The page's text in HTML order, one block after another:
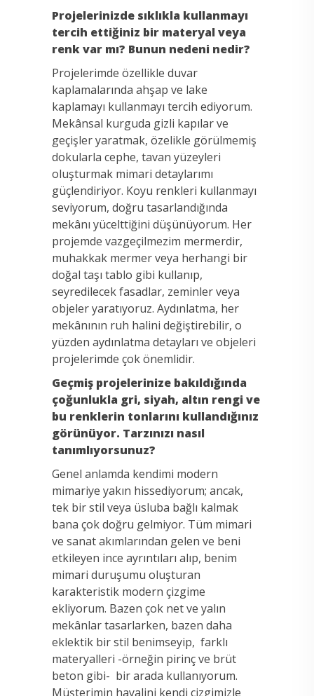
Projelerinizde sıklıkla kullanmayı
tercih ettiğiniz bir materyal veya
renk var mı? Bunun nedeni nedir?
Projelerimde özellikle duvar
kaplamalarında ahşap ve lake
kaplamayı kullanmayı tercih ediyorum.
Mekânsal kurguda gizli kapılar ve
geçişler yaratmak, özelikle görülmemiş
dokularla cephe, tavan yüzeyleri
oluşturmak mimari detaylarımı
güçlendiriyor. Koyu renkleri kullanmayı
seviyorum, doğru tasarlandığında
mekânı yücelttiğini düşünüyorum. Her
projemde vazgeçilmezim mermerdir,
muhakkak mermer veya herhangi bir
doğal taşı tablo gibi kullanıp,
seyredilecek fasadlar, zeminler veya
objeler yaratıyoruz. Aydınlatma, her
mekânının ruh halini değiştirebilir, o
yüzden aydınlatma detayları ve objeleri
projelerimde çok önemlidir.
Geçmiş projelerinize bakıldığında
çoğunlukla gri, siyah, altın rengi ve
bu renklerin tonlarını kullandığınız
görünüyor. Tarzınızı nasıl
tanımlıyorsunuz?
Genel anlamda kendimi modern
mimariye yakın hissediyorum; ancak,
tek bir stil veya üsluba bağlı kalmak
bana çok doğru gelmiyor. Tüm mimari
ve sanat akımlarından gelen ve beni
etkileyen ince ayrıntıları alıp, benim
mimari duruşumu oluşturan
karakteristik modern çizgime
ekliyorum. Bazen çok net ve yalın
mekânlar tasarlarken, bazen daha
eklektik bir stil benimseyip, farklı
materyalleri -örneğin pirinç ve brüt
beton gibi- bir arada kullanıyorum.
Müşterimin hayalini kendi çizgimizle